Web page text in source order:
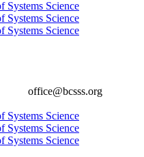
office@bcsss.org